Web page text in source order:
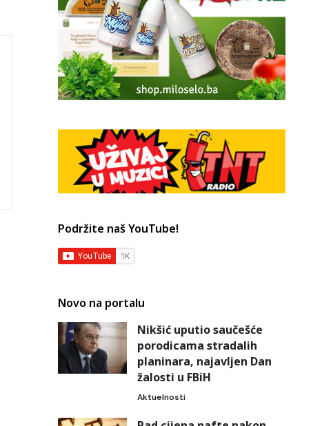
Podržite naš YouTube!
Novo na portalu
Nikšić uputio saučešće
porodicama stradalih
planinara, najavljen Dan
žalosti u FBiH
Aktuelnosti